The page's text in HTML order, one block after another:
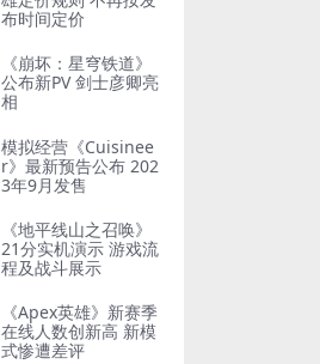
布时间定价
《崩坏：星穹铁道》
公布新PV 剑士彦卿亮
相
模拟经营《Cuisinee
r》最新预告公布 202
3年9月发售
《地平线山之召唤》
21分实机演示 游戏流
程及战斗展示
《Apex英雄》新赛季
在线人数创新高 新模
式惨遭差评